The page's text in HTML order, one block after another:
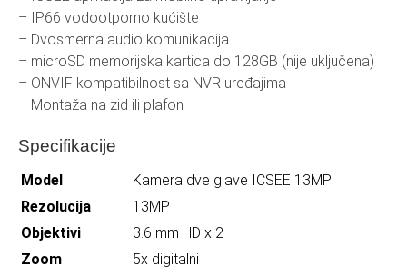
– IP66 vodootporno kućište
– Dvosmerna audio komunikacija
– microSD memorijska kartica do 128GB (nije uključena)
– ONVIF kompatibilnost sa NVR uređajima
– Montaža na zid ili plafon
Specifikacije
Model
Kamera dve glave ICSEE 13MP
Rezolucija
13MP
Objektivi
3.6 mm HD x 2
Zoom
5x digitalni